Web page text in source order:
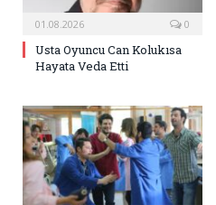
01.08.2026 0
Usta Oyuncu Can Kolukısa
Hayata Veda Etti